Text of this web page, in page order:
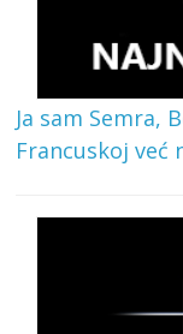
Ja sam Semra,
Francuskoj već